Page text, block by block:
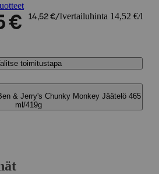
€ 14,52 €/l vertailuhinta 14,52 €/l
toimitustapa
& Jerry's Chunky Monkey Jäätelö 465
ml/419g